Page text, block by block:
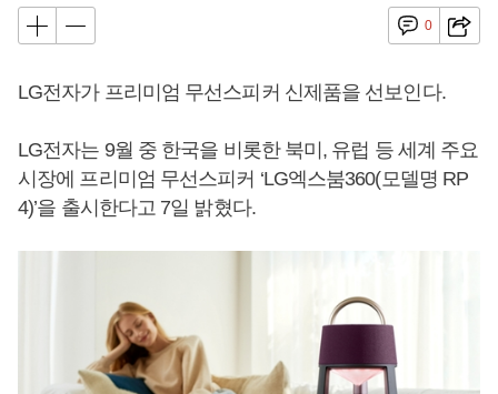
0
LG전자가 프리미엄 무선스피커 신제품을 선보인다.
LG전자는 9월 중 한국을 비롯한 북미, 유럽 등 세계 주요
시장에 프리미엄 무선스피커 ‘LG엑스붐360(모델명 RP
4)’을 출시한다고 7일 밝혔다.